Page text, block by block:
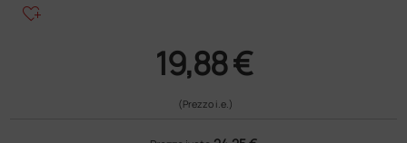
heart_plus
19,88 €
(Prezzo i.e.)